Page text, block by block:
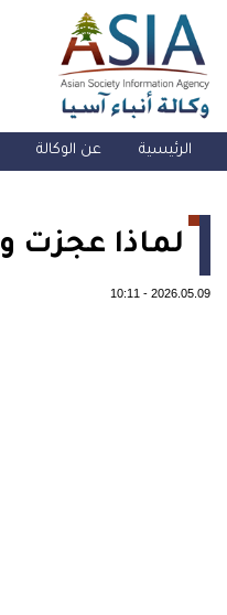
الرئيسية عن الوكالة
لماذا عجزت
2026.05.09
-
10:11